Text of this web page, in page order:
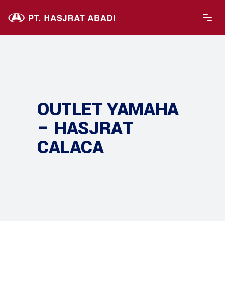
OUTLET YAMAHA
– HASJRAT
CALACA